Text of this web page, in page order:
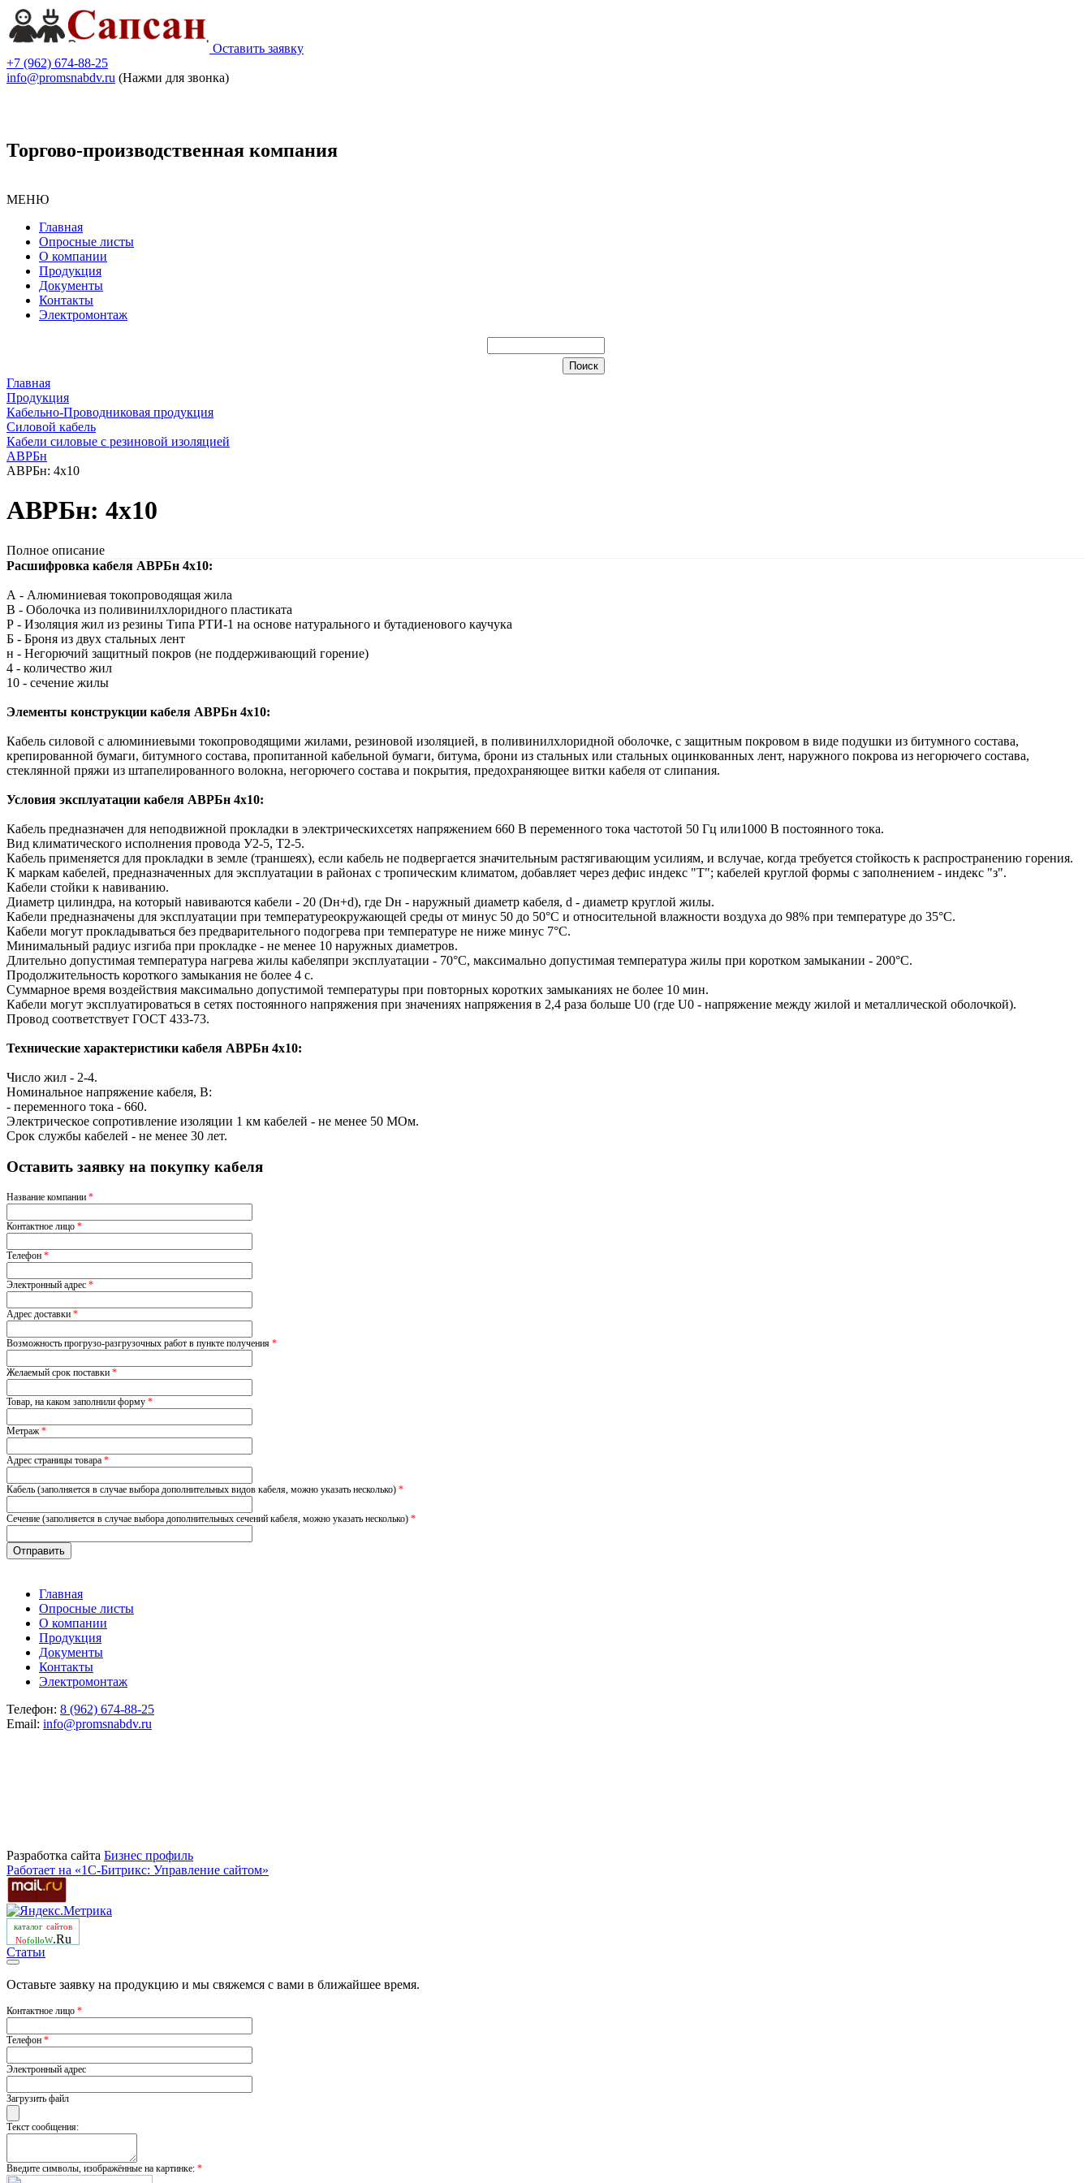
Оставить заявку
+7 (962) 674-88-25
info@promsnabdv.ru (Нажми для звонка)
Торгово-производственная компания
МЕНЮ
Главная
Опросные листы
О компании
Продукция
Документы
Контакты
Электромонтаж
Главная
Продукция
Кабельно-Проводниковая продукция
Силовой кабель
Кабели силовые с резиновой изоляцией
АВРБн
АВРБн: 4х10
АВРБн: 4х10
Полное описание
Расшифровка кабеля АВРБн 4х10:
А - Алюминиевая токопроводящая жила
В - Оболочка из поливинилхлоридного пластиката
Р - Изоляция жил из резины Типа РТИ-1 на основе натурального и бутадиенового каучука
Б - Броня из двух стальных лент
н - Негорючий защитный покров (не поддерживающий горение)
4 - количество жил
10 - сечение жилы
Элементы конструкции кабеля АВРБн 4х10:
Кабель силовой с алюминиевыми токопроводящими жилами, резиновой изоляцией, в поливинилхлоридной оболочке, с защитным покровом в виде подушки из битумного состава,
крепированной бумаги, битумного состава, пропитанной кабельной бумаги, битума, брони из стальных или стальных оцинкованных лент, наружного покрова из негорючего состава,
стеклянной пряжи из штапелированного волокна, негорючего состава и покрытия, предохраняющее витки кабеля от слипания.
Условия эксплуатации кабеля АВРБн 4х10:
Кабель предназначен для неподвижной прокладки в электрическихсетях напряжением 660 В переменного тока частотой 50 Гц или1000 В постоянного тока.
Вид климатического исполнения провода У2-5, Т2-5.
Кабель применяется для прокладки в земле (траншеях), если кабель не подвергается значительным растягивающим усилиям, и вслучае, когда требуется стойкость к распространению горения.
К маркам кабелей, предназначенных для эксплуатации в районах с тропическим климатом, добавляет через дефис индекс "Т"; кабелей круглой формы с заполнением - индекс "з".
Кабели стойки к навиванию.
Диаметр цилиндра, на который навиваются кабели - 20 (Dн+d), где Dн - наружный диаметр кабеля, d - диаметр круглой жилы.
Кабели предназначены для эксплуатации при температуреокружающей среды от минус 50 до 50°С и относительной влажности воздуха до 98% при температуре до 35°С.
Кабели могут прокладываться без предварительного подогрева при температуре не ниже минус 7°С.
Минимальный радиус изгиба при прокладке - не менее 10 наружных диаметров.
Длительно допустимая температура нагрева жилы кабеляпри эксплуатации - 70°С, максимально допустимая температура жилы при коротком замыкании - 200°С.
Продолжительность короткого замыкания не более 4 с.
Суммарное время воздействия максимально допустимой температуры при повторных коротких замыканиях не более 10 мин.
Кабели могут эксплуатироваться в сетях постоянного напряжения при значениях напряжения в 2,4 раза больше U0 (где U0 - напряжение между жилой и металлической оболочкой).
Провод соответствует ГОСТ 433-73.
Технические характеристики кабеля АВРБн 4х10:
Число жил - 2-4.
Номинальное напряжение кабеля, В:
- переменного тока - 660.
Электрическое сопротивление изоляции 1 км кабелей - не менее 50 МОм.
Срок службы кабелей - не менее 30 лет.
Оставить заявку на покупку кабеля
Название компании *
Контактное лицо *
Телефон *
Электронный адрес *
Адрес доставки *
Возможность прогрузо-разгрузочных работ в пункте получения *
Желаемый срок поставки *
Товар, на каком заполнили форму *
Метраж*
Адрес страницы товара *
Кабель (заполняется в случае выбора дополнительных видов кабеля, можно указать несколько) *
Сечение (заполняется в случае выбора дополнительных сечений кабеля, можно указать несколько) *
Главная
Опросные листы
О компании
Продукция
Документы
Контакты
Электромонтаж
Телефон: 8 (962) 674-88-25
Email: info@promsnabdv.ru
Разработка сайта Бизнеc профиль
Работает на «1С-Битрикс: Управление сайтом»
каталог сайтов
NofolloW.Ru
Статьи
Оставьте заявку на продукцию и мы свяжемся с вами в ближайшее время.
Контактное лицо *
Телефон *
Электронный адрес
Загрузить файл
Текст сообщения:
Введите символы, изображённые на картинке: *